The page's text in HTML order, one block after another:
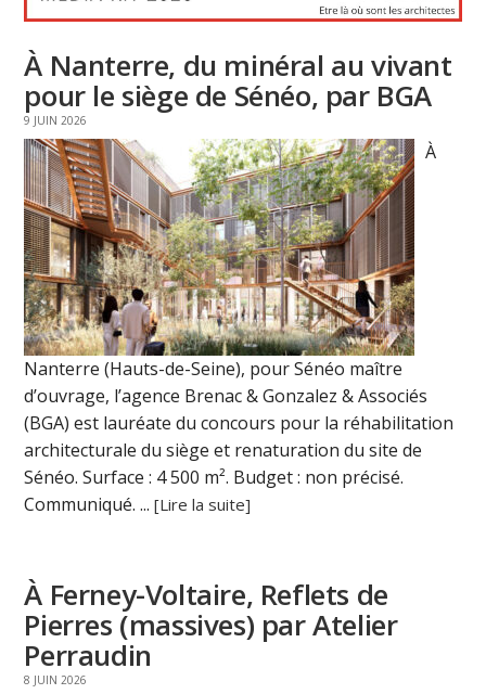
À Nanterre, du minéral au vivant
pour le siège de Sénéo, par BGA
9 JUIN 2026
À
Nanterre (Hauts-de-Seine), pour Sénéo maître
d’ouvrage, l’agence Brenac & Gonzalez & Associés
(BGA) est lauréate du concours pour la réhabilitation
architecturale du siège et renaturation du site de
Sénéo. Surface : 4 500 m². Budget : non précisé.
Communiqué. ...[Lire la suite]
À Ferney-Voltaire, Reflets de
Pierres (massives) par Atelier
Perraudin
8 JUIN 2026